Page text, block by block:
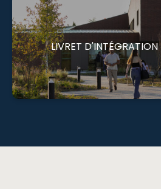
LIVRET D'INTÉGRATION